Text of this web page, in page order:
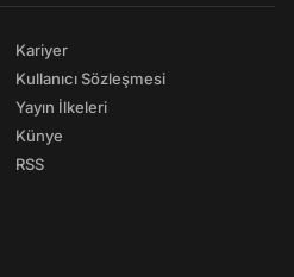
Kariyer
Kullanıcı Sözleşmesi
Yayın İlkeleri
Künye
RSS